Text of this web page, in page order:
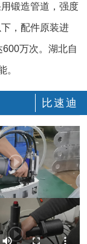
锻造管道，强度
，配件原装进
万次。湖北自
。
比速迪